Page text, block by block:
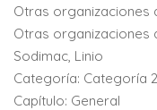
Otras organizaciones
Otras organizaciones
Sodimac, Linio
Categoría: Categoría
Capítulo: General